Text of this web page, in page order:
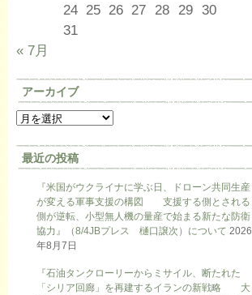
24 25 26 27 28 29 30
31
« 7月
アーカイブ
最近の投稿
『米国がウクライナに学ぶ日、ドローン共同生産
が変える軍事支援の構図 支援する側とされる
側が逆転、小型無人機の量産で始まる新たな防衛
協力』（8/4JBプレス 樋口譲次）について 2026
年8月7日
『石油タンクローリーからミサイル、断たれた
「シリア回廊」を再建するイランの新戦略 大